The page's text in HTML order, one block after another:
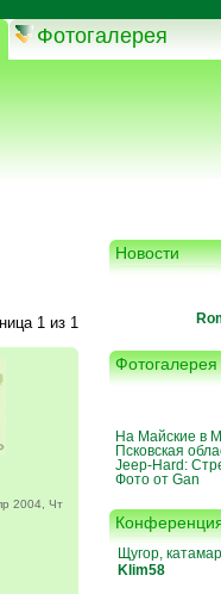
Фотогалерея
1из 1
2004, Чт
Новости
Фотогалерея
На Майские в
Псковская
Jeep-Hard:
Фото от Gan
Щугор,
Klim58